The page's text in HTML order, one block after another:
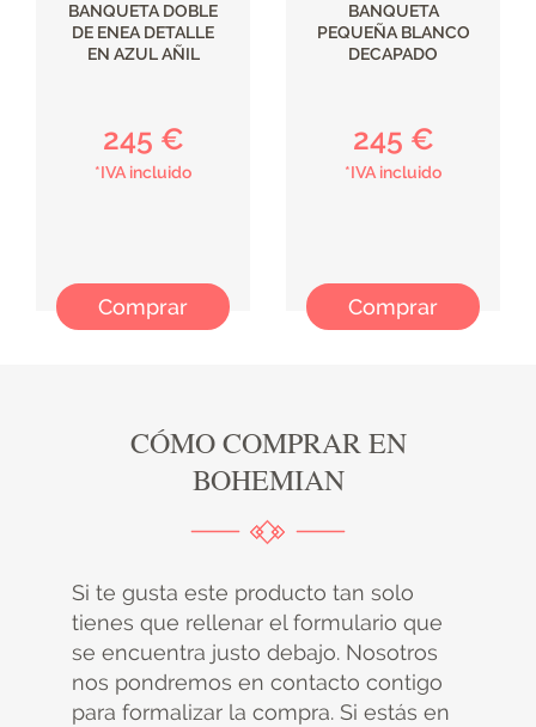
BANQUETA DOBLE
DE ENEA DETALLE
EN AZUL AÑIL
245 €
*IVA incluido
Comprar
BANQUETA
PEQUEÑA BLANCO
DECAPADO
245 €
*IVA incluido
Comprar
CÓMO COMPRAR EN
BOHEMIAN
Si te gusta este producto tan solo
tienes que rellenar el formulario que
se encuentra justo debajo. Nosotros
nos pondremos en contacto contigo
para formalizar la compra. Si estás en